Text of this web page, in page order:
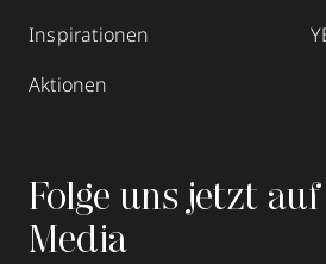
Inspirationen
Aktionen
Folge uns jetzt
Media